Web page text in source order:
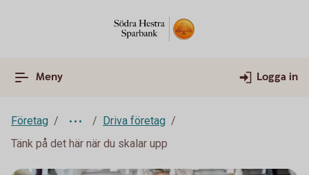
Meny Logga in
Företag
Driva företag
Tänk på det här när du skalar upp